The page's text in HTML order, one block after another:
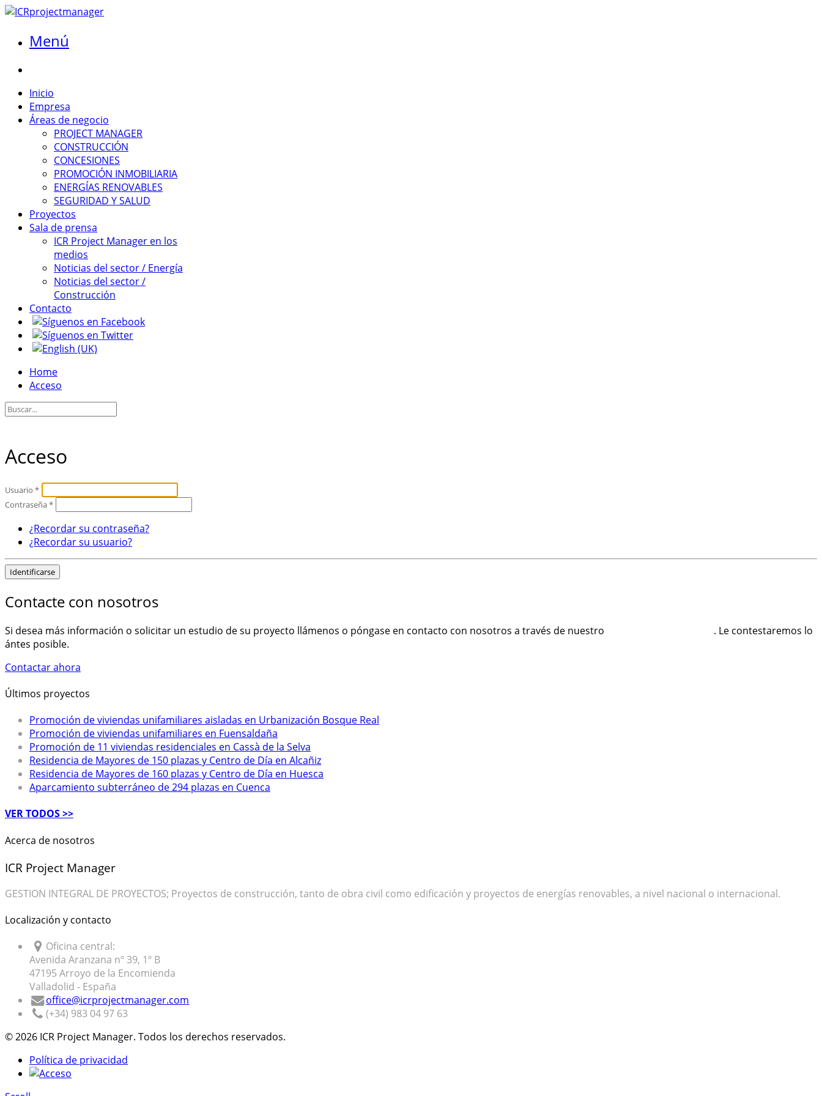
Menú
Inicio
Empresa
Áreas de negocio
PROJECT MANAGER
CONSTRUCCIÓN
CONCESIONES
PROMOCIÓN INMOBILIARIA
ENERGÍAS RENOVABLES
SEGURIDAD Y SALUD
Proyectos
Sala de prensa
ICR Project Manager en los
medios
Noticias del sector / Energía
Noticias del sector /
Construcción
Contacto
Home
Acceso
Acceso
Usuario *
Contraseña*
¿Recordar su contraseña?
¿Recordar su usuario?
Identificarse
Contacte con nosotros
Si desea más información o solicitar un estudio de su proyecto llámenos o póngase en contacto con nosotros a través de nuestro
. Le contestaremos lo
ántes posible.
Contactar ahora
Últimos proyectos
Promoción de viviendas unifamiliares aisladas en Urbanización Bosque Real
Promoción de viviendas unifamiliares en Fuensaldaña
Promoción de 11 viviendas residenciales en Cassà de la Selva
Residencia de Mayores de 150 plazas y Centro de Día en Alcañiz
Residencia de Mayores de 160 plazas y Centro de Día en Huesca
Aparcamiento subterráneo de 294 plazas en Cuenca
VER TODOS >>
Acerca de nosotros
ICR Project Manager
GESTION INTEGRAL DE PROYECTOS; Proyectos de construcción, tanto de obra civil como edificación y proyectos de energías renovables, a nivel nacional o internacional.
Localización y contacto
Oficina central:
Avenida Aranzana nº 39, 1º B
47195 Arroyo de la Encomienda
Valladolid - España
office@icrprojectmanager.com
(+34) 983 04 97 63
© 2026 ICR Project Manager. Todos los derechos reservados.
Política de privacidad